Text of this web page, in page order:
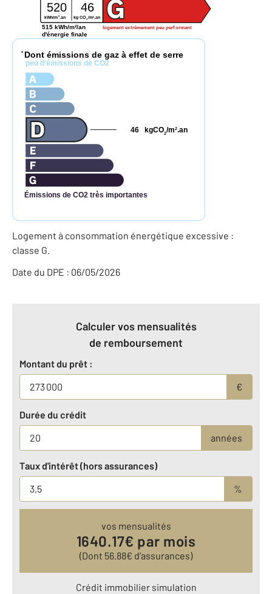
logement extrêmement peu performant
520 46
kWh/m2.an kg CO2/m2 .an
515 kWh/m²/an
d'énergie finale
* Dont émissions de gaz à effet de serre
peu d'émissions de CO2
Émissions de CO2 très importantes
kgCO2/m2.an
46
Logement à consommation énergétique excessive :
classe G.
Date du DPE : 06/05/2026
Calculer vos mensualités
de remboursement
Montant du prêt :
€
Durée du crédit
années
Taux d'intérêt (hors assurances)
%
vos mensualités
1640.17€ par mois
(Dont 56.88€ d’assurances)
Crédit immobilier simulation